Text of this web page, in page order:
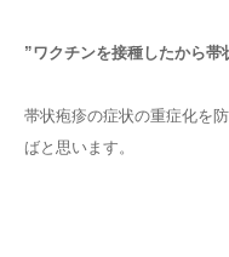
”ワクチンを接種したから帯
帯状疱疹の症状の重症化を
ばと思います。